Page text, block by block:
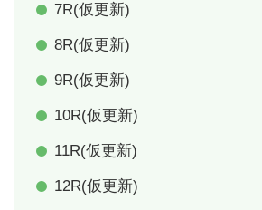
7R(仮更新)
8R(仮更新)
9R(仮更新)
10R(仮更新)
11R(仮更新)
12R(仮更新)